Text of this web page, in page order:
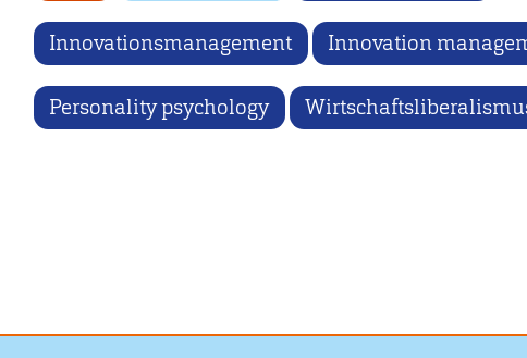
Innovationsmanagement Innovation
Personality psychology